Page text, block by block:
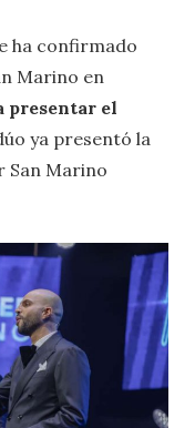
ha confirmado
Marino en
presentar el
ya presentó la
San Marino